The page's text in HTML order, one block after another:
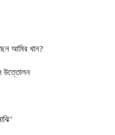
আমির খান?
উত্তোলন